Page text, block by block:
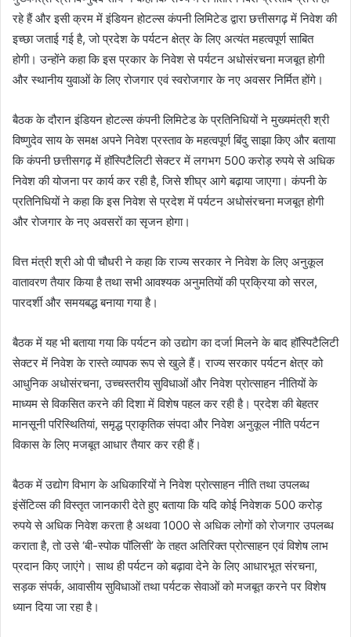
रहे हैं और इसी क्रम में इंडियन होटल्स कंपनी लिमिटेड द्वारा छत्तीसगढ़ में निवेश की
इच्छा जताई गई है, जो प्रदेश के पर्यटन क्षेत्र के लिए अत्यंत महत्वपूर्ण साबित
होगी। उन्होंने कहा कि इस प्रकार के निवेश से पर्यटन अधोसंरचना मजबूत होगी
और स्थानीय युवाओं के लिए रोजगार एवं स्वरोजगार के नए अवसर निर्मित होंगे।
बैठक के दौरान इंडियन होटल्स कंपनी लिमिटेड के प्रतिनिधियों ने मुख्यमंत्री श्री
विष्णुदेव साय के समक्ष अपने निवेश प्रस्ताव के महत्वपूर्ण बिंदु साझा किए और बताया
कि कंपनी छत्तीसगढ़ में हॉस्पिटैलिटी सेक्टर में लगभग 500 करोड़ रुपये से अधिक
निवेश की योजना पर कार्य कर रही है, जिसे शीघ्र आगे बढ़ाया जाएगा। कंपनी के
प्रतिनिधियों ने कहा कि इस निवेश से प्रदेश में पर्यटन अधोसंरचना मजबूत होगी
और रोजगार के नए अवसरों का सृजन होगा।
वित्त मंत्री श्री ओ पी चौधरी ने कहा कि राज्य सरकार ने निवेश के लिए अनुकूल
वातावरण तैयार किया है तथा सभी आवश्यक अनुमतियों की प्रक्रिया को सरल,
पारदर्शी और समयबद्ध बनाया गया है।
बैठक में यह भी बताया गया कि पर्यटन को उद्योग का दर्जा मिलने के बाद हॉस्पिटैलिटी
सेक्टर में निवेश के रास्ते व्यापक रूप से खुले हैं। राज्य सरकार पर्यटन क्षेत्र को
आधुनिक अधोसंरचना, उच्चस्तरीय सुविधाओं और निवेश प्रोत्साहन नीतियों के
माध्यम से विकसित करने की दिशा में विशेष पहल कर रही है। प्रदेश की बेहतर
मानसूनी परिस्थितियां, समृद्ध प्राकृतिक संपदा और निवेश अनुकूल नीति पर्यटन
विकास के लिए मजबूत आधार तैयार कर रही हैं।
बैठक में उद्योग विभाग के अधिकारियों ने निवेश प्रोत्साहन नीति तथा उपलब्ध
इंसेंटिव्स की विस्तृत जानकारी देते हुए बताया कि यदि कोई निवेशक 500 करोड़
रुपये से अधिक निवेश करता है अथवा 1000 से अधिक लोगों को रोजगार उपलब्ध
कराता है, तो उसे ‘बी-स्पोक पॉलिसी’ के तहत अतिरिक्त प्रोत्साहन एवं विशेष लाभ
प्रदान किए जाएंगे। साथ ही पर्यटन को बढ़ावा देने के लिए आधारभूत संरचना,
सड़क संपर्क, आवासीय सुविधाओं तथा पर्यटक सेवाओं को मजबूत करने पर विशेष
ध्यान दिया जा रहा है।